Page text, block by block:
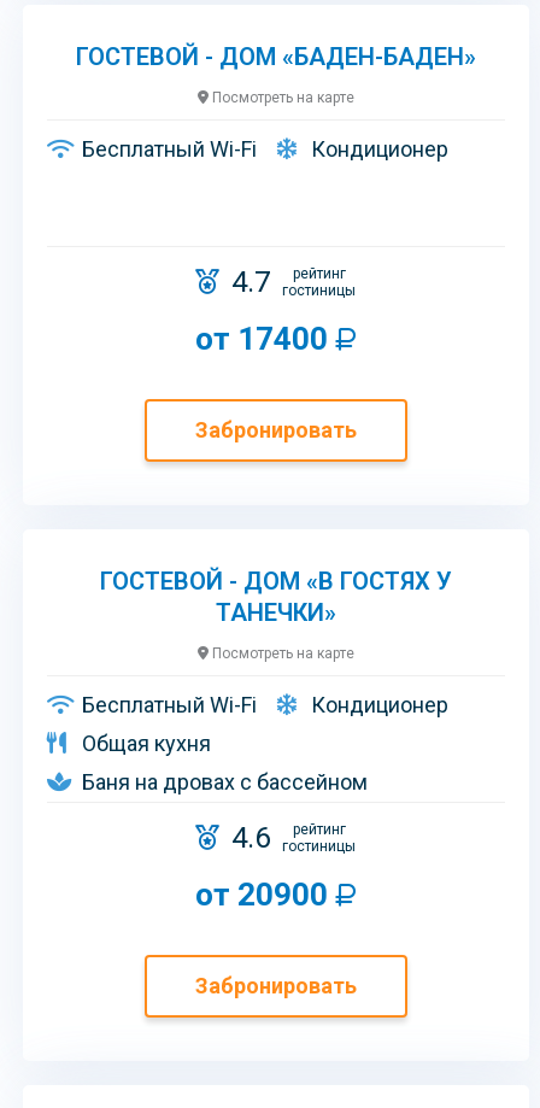
ГОСТЕВОЙ - ДОМ «БАДЕН-БАДЕН»
Посмотреть на карте
Бесплатный Wi-Fi Кондиционер
4.7
рейтинг
гостиницы
от 17400
Забронировать
ГОСТЕВОЙ - ДОМ «В ГОСТЯХ У
ТАНЕЧКИ»
Посмотреть на карте
Бесплатный Wi-Fi
Кондиционер
Общая кухня
Баня на дровах с бассейном
4.6
рейтинг
гостиницы
от 20900
Забронировать